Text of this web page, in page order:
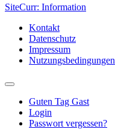
SiteCurr: Information
Kontakt
Datenschutz
Impressum
Nutzungsbedingungen
Guten Tag Gast
Login
Passwort vergessen?